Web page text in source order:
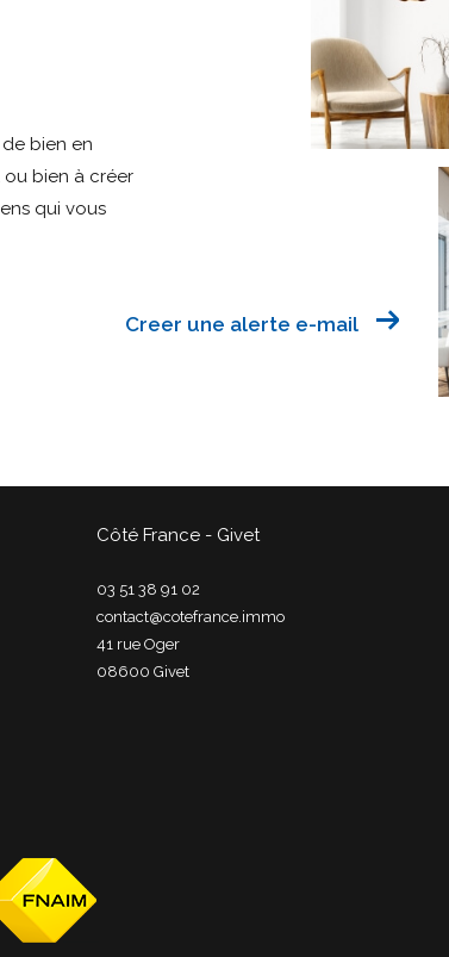
bien en
bien à créer
qui vous
Creer une alerte e-mail
Côté France - Givet
03 51 38 91 02
contact@cotefrance.immo
41 rue Oger
08600
givet